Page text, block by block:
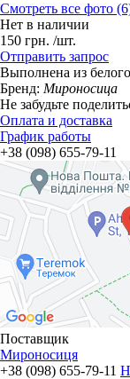
Смотреть все фото
Нет в наличии
150 грн. /шт.
Отправить запрос
​Выполнена из
Бренд: Мироносица
Не забудьте
Оплата и доставка
График работы
+38 (098) 655-79-11
Поставщик
Мироносиця
+38 (098) 655-79-11